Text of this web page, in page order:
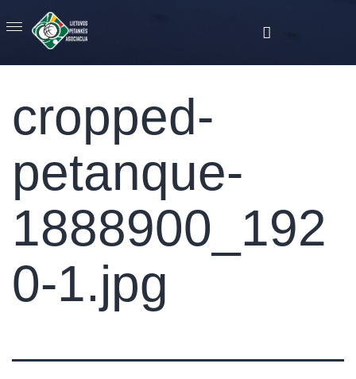
cropped-
petanque-
1888900_192
0-1.jpg